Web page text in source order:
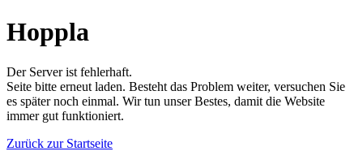
Hoppla
Der Server ist fehlerhaft.
Seite bitte erneut laden. Besteht das Problem weiter, versuchen Sie
es später noch einmal. Wir tun unser Bestes, damit die Website
immer gut funktioniert.
Zurück zur Startseite